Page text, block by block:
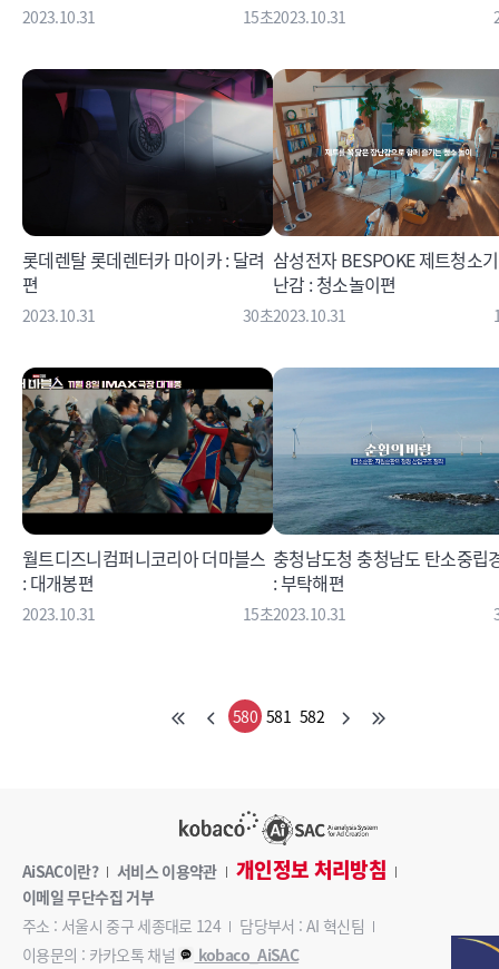
2023.10.31 15초2023.10.31
롯데렌탈 롯데렌터카 마이카 : 달려
편
2023.10.31 30초
삼성전자 BESPOKE 제트청소
난감 : 청소놀이편
2023.10.31
월트디즈니컴퍼니코리아 더마블스
: 대개봉편
2023.10.31 15초
충청남도청 충청남도 탄소중립
: 부탁해편
2023.10.31
580 581 582
AiSAC이란? 서비스 이용약관 개인정보 처리방침
이메일 무단수집 거부
주소 : 서울시 중구 세종대로 124
담당부서 : AI 혁신팀
이용문의 : 카카오톡 채널
kobaco_AiSAC